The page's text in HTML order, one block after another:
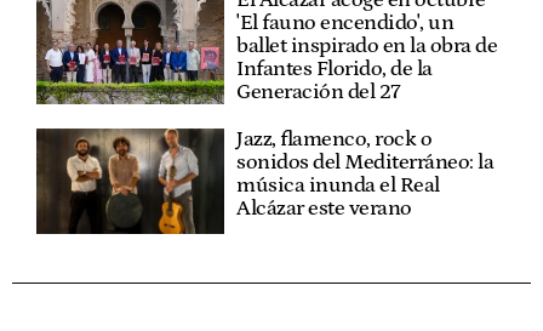
'El fauno encendido', un
ballet inspirado en la obra de
Infantes Florido, de la
Generación del 27
Jazz, flamenco, rock o
sonidos del Mediterráneo: la
música inunda el Real
Alcázar este verano